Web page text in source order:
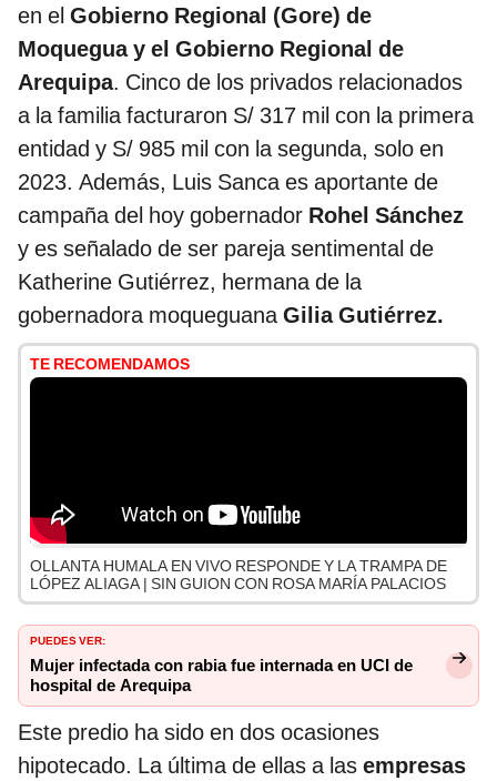
en el Gobierno Regional (Gore) de
Moquegua y el Gobierno Regional de
Arequipa. Cinco de los privados relacionados
a la familia facturaron S/ 317 mil con la primera
entidad y S/ 985 mil con la segunda, solo en
2023. Además, Luis Sanca es aportante de
campaña del hoy gobernador Rohel Sánchez
y es señalado de ser pareja sentimental de
Katherine Gutiérrez, hermana de la
gobernadora moqueguanaGilia Gutiérrez.
TE RECOMENDAMOS
OLLANTA HUMALA EN VIVO RESPONDE Y LA TRAMPA DE
LÓPEZ ALIAGA | SIN GUION CON ROSA MARÍA PALACIOS
PUEDES VER:
Mujer infectada con rabia fue internada en UCI de
hospital de Arequipa
Este predio ha sido en dos ocasiones
hipotecado. La última de ellas a las empresas